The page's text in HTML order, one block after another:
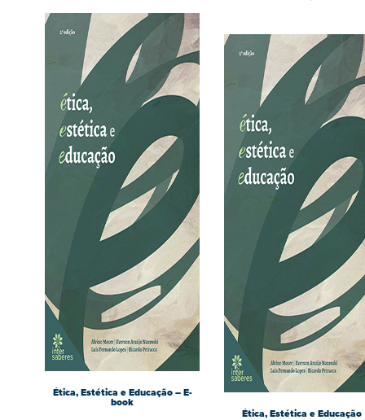
Ética, Estética e Educação – E-
book
Ética, Estética e Educação